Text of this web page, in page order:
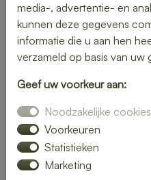
Lunch laten
Duizel –
aan je deur
de keuken in? Laat je lunch
van een smaakvolle maaltijd
voor een vers belegd
warme maaltijd – wij
media-, advertentie- en
kunnen deze gegevens
informatie die u aan hen
verzameld op basis van uw
Geef uw voorkeur aan:
Noodzakelijke cookies
Voorkeuren
Statistieken
Marketing